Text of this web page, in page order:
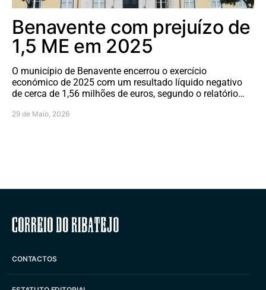
Benavente com prejuízo de
1,5 ME em 2025
O município de Benavente encerrou o exercício
económico de 2025 com um resultado líquido negativo
de cerca de 1,56 milhões de euros, segundo o relatório…
29 de Maio, 2026
Correio do Ribatejo
CONTACTOS